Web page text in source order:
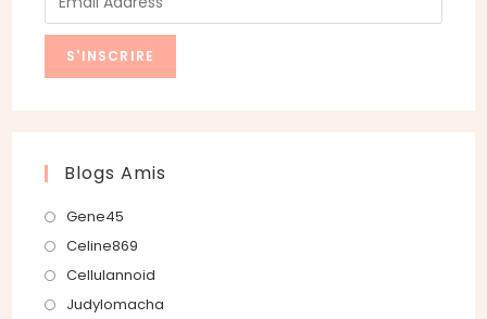
Blogs Amis
Gene45
dans
un
nouvel
Celine869
dans
un
Cellulannoid
dans
Judylomacha